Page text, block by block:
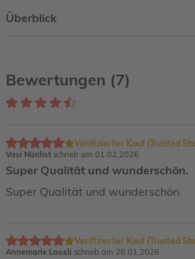
Überblick
Bewertungen (7)
Vasi Nünlist schrieb am 01.02.2026
Verifizierter Kauf (Trusted
Super Qualität und wunderschön.
Super Qualität und wunderschön.
Annemarie Loosli schrieb am 26.01.2026
Verifizierter Kauf (Trusted